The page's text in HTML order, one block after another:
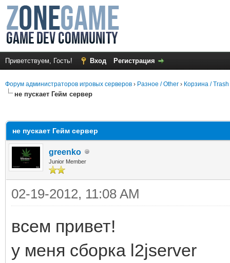
Приветствуем, Гость! Вход Регистрация
Форум администраторов игровых серверов › Разное / Other › Корзина / Trash
не пускает Гейм сервер
не пускает Гейм сервер
greenko
Junior Member
02-19-2012, 11:08 AM
всем привет!
у меня сборка l2jserver